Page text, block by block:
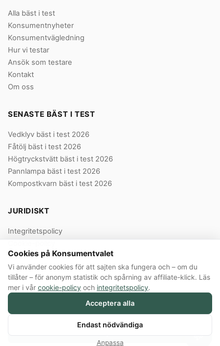
Alla bäst i test
Konsumentnyheter
Konsumentvägledning
Hur vi testar
Ansök som testare
Kontakt
Om oss
SENASTE BÄST I TEST
Vedklyv bäst i test 2026
Fåtölj bäst i test 2026
Högtryckstvätt bäst i test 2026
Pannlampa bäst i test 2026
Kompostkvarn bäst i test 2026
JURIDISKT
Integritetspolicy
Användarvillkor
Våra villkor
© 2026 Konsumentvalet Sverige AB · Org.nr 559474-8914 · Bergendorffsgatan
8 E, 652 16 Karlstad
Konsumentvalet Sverige AB innehåller annonslänkar till butiker.
Köper du via en sådan länk får Konsumentvalet provision från butiken.
💬
Cookies på Konsumentvalet
Vi använder cookies för att sajten ska fungera och – om du
tillåter – för anonym statistik och spårning av affiliate-klick. Läs
mer i vår cookie-policy och integritetspolicy.
Acceptera alla
Endast nödvändiga
Anpassa